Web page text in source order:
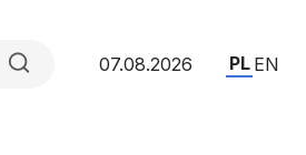
07.08.2026 PL EN